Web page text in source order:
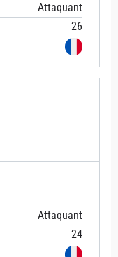
Attaquant
26
Attaquant
24